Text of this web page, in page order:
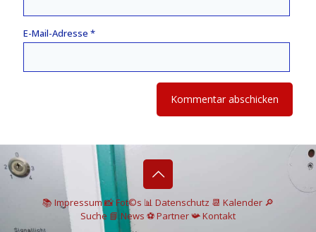
E-Mail-Adresse *
📚 Impressum📸Fot©s 📊 Datenschutz 📆 Kalender 🔎
Suche 📘 News ⚽Partner📯Kontakt